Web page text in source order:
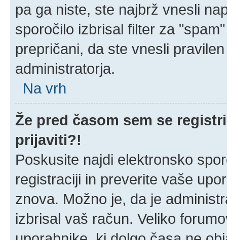
pa ga niste, ste najbrž vnesli
sporočilo izbrisal filter za
prepričani, da ste vnesli
administratorja.
Na vrh
Že pred časom sem se
prijaviti?!
Poskusite najdi elektronsko
registraciji in preverite vaše
znova. Možno je, da je
izbrisal vaš račun. Veliko